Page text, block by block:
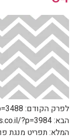
המלא: תפריט מנגת